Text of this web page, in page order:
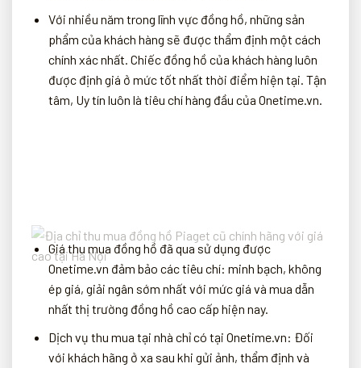
Với nhiều năm trong lĩnh vực đồng hồ, những sản
phẩm của khách hàng sẽ được thẩm định một cách
chính xác nhất. Chiếc đồng hồ của khách hàng luôn
được định giá ở mức tốt nhất thời điểm hiện tại. Tận
tâm, Uy tín luôn là tiêu chí hàng đầu của Onetime.vn.
Giá thu mua đồng hồ đã qua sử dụng được
Onetime.vn đảm bảo các tiêu chí: minh bạch, không
ép giá, giải ngân sớm nhất với mức giá và mua dẫn
nhất thị trường đồng hồ cao cấp hiện nay.
Dịch vụ thu mua tại nhà chỉ có tại Onetime.vn: Đối
với khách hãng ở xa sau khi gửi ảnh, thẩm định và